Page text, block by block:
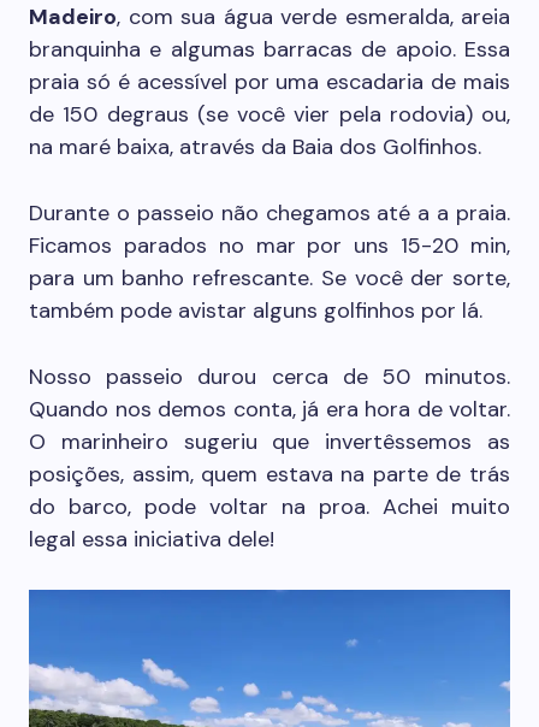
Madeiro, com sua água verde esmeralda, areia
branquinha e algumas barracas de apoio. Essa
praia só é acessível por uma escadaria de mais
de 150 degraus (se você vier pela rodovia) ou,
na maré baixa, através da Baia dos Golfinhos.
Durante o passeio não chegamos até a a praia.
Ficamos parados no mar por uns 15-20 min,
para um banho refrescante. Se você der sorte,
também pode avistar alguns golfinhos por lá.
Nosso passeio durou cerca de 50 minutos.
Quando nos demos conta, já era hora de voltar.
O marinheiro sugeriu que invertêssemos as
posições, assim, quem estava na parte de trás
do barco, pode voltar na proa. Achei muito
legal essa iniciativa dele!